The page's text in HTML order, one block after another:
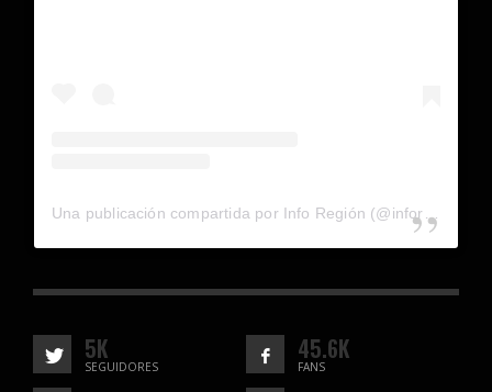
Una publicación compartida por Info Región (@inforegion_redes)
5K
SEGUIDORES
45.6K
FANS